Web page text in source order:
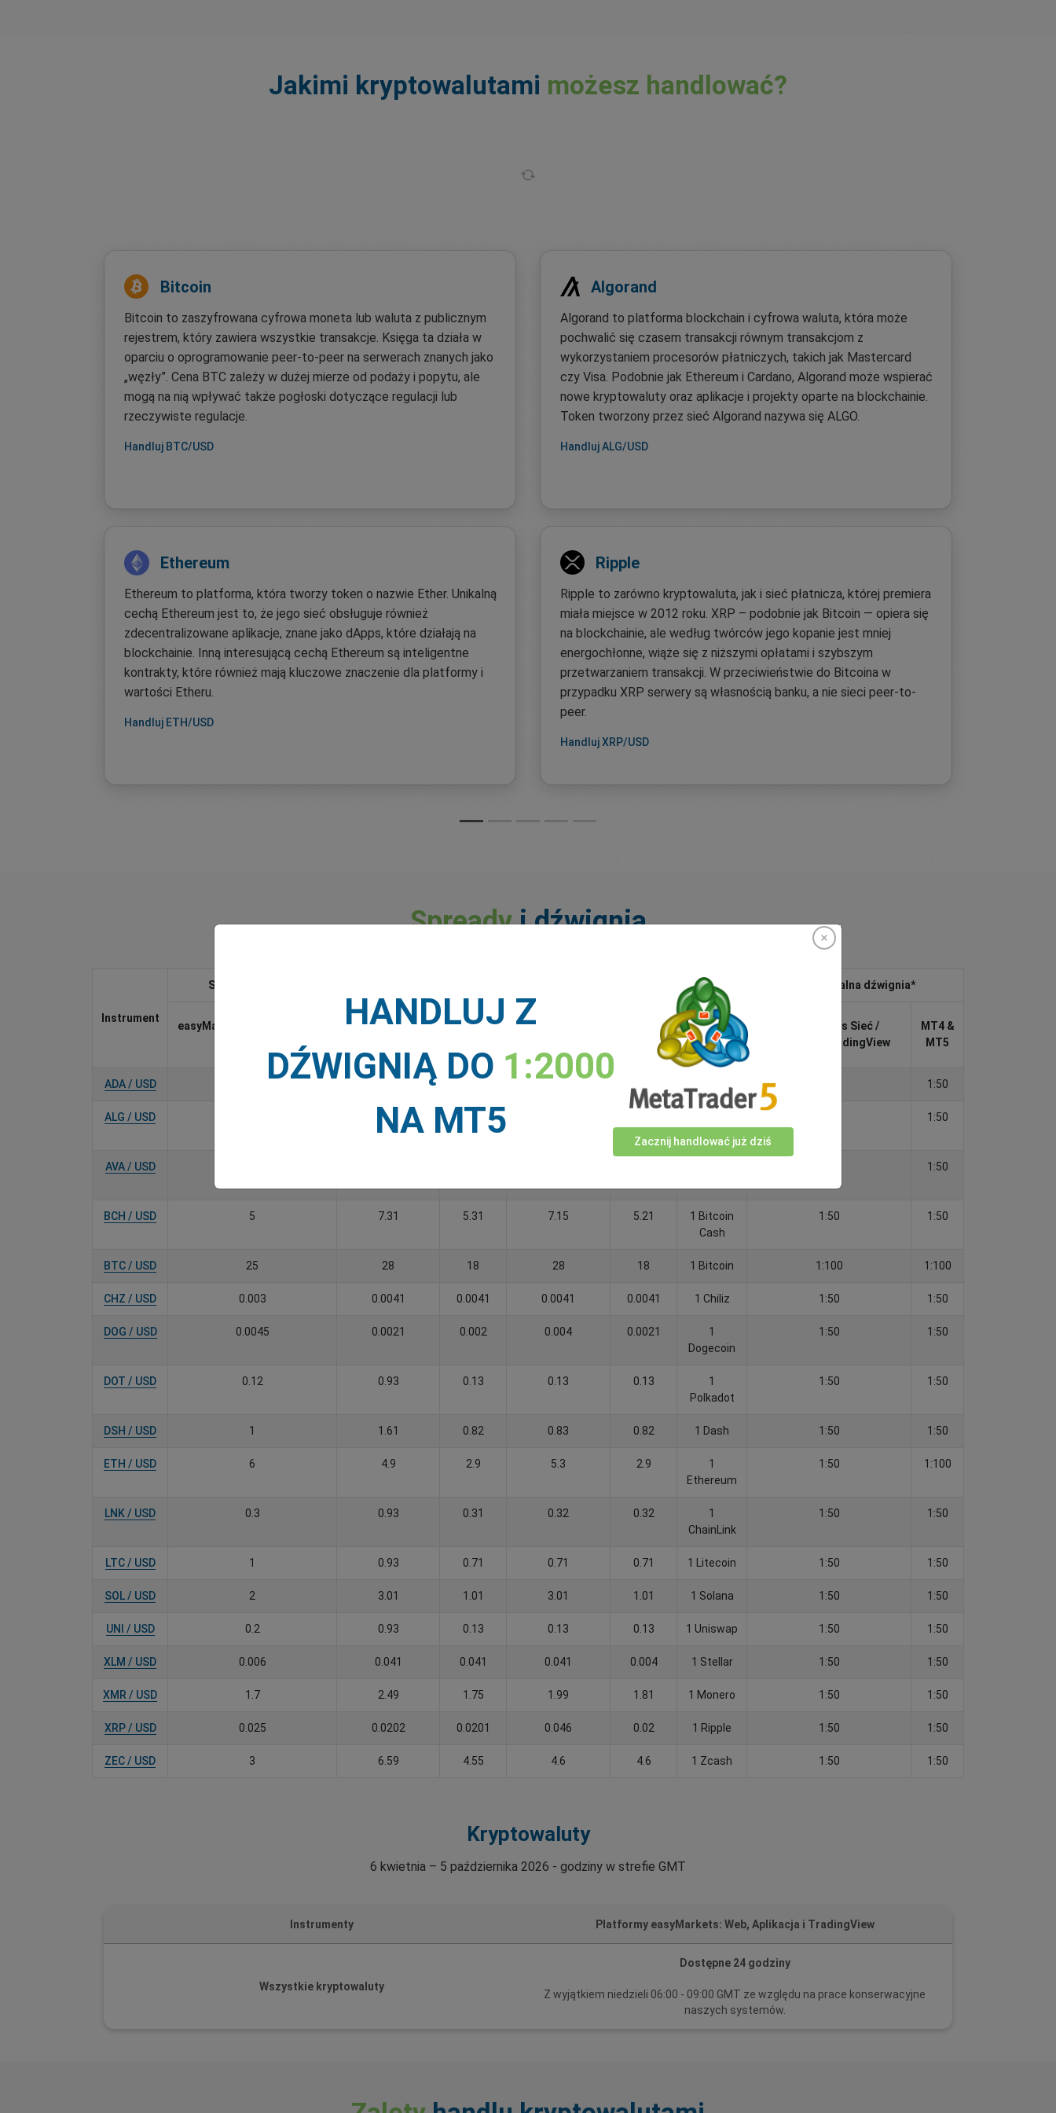
Jakimi kryptowalutami możesz handlować?
Bitcoin
Bitcoin to zaszyfrowana cyfrowa moneta lub waluta z publicznym
rejestrem, który zawiera wszystkie transakcje. Księga ta działa w
oparciu o oprogramowanie peer-to-peer na serwerach znanych jako
„węzły”. Cena BTC zależy w dużej mierze od podaży i popytu, ale
mogą na nią wpływać także pogłoski dotyczące regulacji lub
rzeczywiste regulacje.
Handluj BTC/USD
Ethereum
Ethereum to platforma, która tworzy token o nazwie Ether. Unikalną
cechą Ethereum jest to, że jego sieć obsługuje również
zdecentralizowane aplikacje, znane jako dApps, które działają na
blockchainie. Inną interesującą cechą Ethereum są inteligentne
kontrakty, które również mają kluczowe znaczenie dla platformy i
wartości Etheru.
Handluj ETH/USD
Algorand
Algorand to platforma blockchain i cyfrowa waluta, która może
pochwalić się czasem transakcji równym transakcjom z
wykorzystaniem procesorów płatniczych, takich jak Mastercard
czy Visa. Podobnie jak Ethereum i Cardano, Algorand może wspierać
nowe kryptowaluty oraz aplikacje i projekty oparte na blockchainie.
Token tworzony przez sieć Algorand nazywa się ALGO.
Handluj ALG/USD
Ripple
Ripple to zarówno kryptowaluta, jak i sieć płatnicza, której premiera
miała miejsce w 2012 roku. XRP – podobnie jak Bitcoin — opiera się
na blockchainie, ale według twórców jego kopanie jest mniej
energochłonne, wiąże się z niższymi opłatami i szybszym
przetwarzaniem transakcji. W przeciwieństwie do Bitcoina w
przypadku XRP serwery są własnością banku, a nie sieci peer-to-
peer.
Handluj XRP/USD
Spreadyi dźwignia
Instrument
Stałe spready od
1 Umowa
Maksymalna dźwignia*
easyMarkets Sieć / aplikacja
Konto
MT4
Konto
MT5
VIP MT5
easyMarkets Sieć /
aplikacja i TradingView
MT4 &
MT5
ADA / USD 1 Cardano 1:50
ALG / USD 0.0031 0.0031 1:50
AVA / USD 1:50
BCH / USD 5 7.31 5.31 7.15 5.21
1 Bitcoin
Cash
1:50 1:50
BTC / USD 25 28 18 28 18 1 Bitcoin 1:100 1:100
CHZ / USD 0.003 0.0041 0.0041 0.0041 0.0041 1 Chiliz 1:50 1:50
DOG / USD 0.0045 0.0021 0.002 0.004 0.0021
1
Dogecoin
1:50 1:50
DOT / USD 0.12 0.93 0.13 0.13 0.13
1
Polkadot
1:50 1:50
DSH / USD 1 1.61 0.82 0.83 0.82 1 Dash 1:50 1:50
ETH / USD 6 4.9 2.9 5.3 2.9
1
Ethereum
1:50 1:100
LNK / USD 0.3 0.93 0.31 0.32 0.32
1
ChainLink
1:50 1:50
LTC / USD 1 0.93 0.71 0.71 0.71 1 Litecoin 1:50 1:50
SOL / USD 2 3.01 1.01 3.01 1.01 1 Solana 1:50 1:50
UNI / USD 0.2 0.93 0.13 0.13 0.13 1 Uniswap 1:50 1:50
XLM / USD 0.006 0.041 0.041 0.041 0.004 1 Stellar 1:50 1:50
XMR / USD 1.7 2.49 1.75 1.99 1.81 1 Monero 1:50 1:50
XRP / USD 0.025 0.0202 0.0201 0.046 0.02 1 Ripple 1:50 1:50
ZEC / USD 3 6.59 4.55 4.6 4.6 1 Zcash 1:50 1:50
Kryptowaluty
6 kwietnia – 5 października 2026 - godziny w strefie GMT
Instrumenty Platformy easyMarkets: Web, Aplikacja i TradingView
Wszystkie kryptowaluty
Dostępne 24 godziny
Z wyjątkiem niedzieli 06:00 - 09:00 GMT ze względu na prace konserwacyjne
naszych systemów.
HANDLUJ Z
DŹWIGNIĄ DO 1:2000
NA MT5
Zacznij handlować już dziś